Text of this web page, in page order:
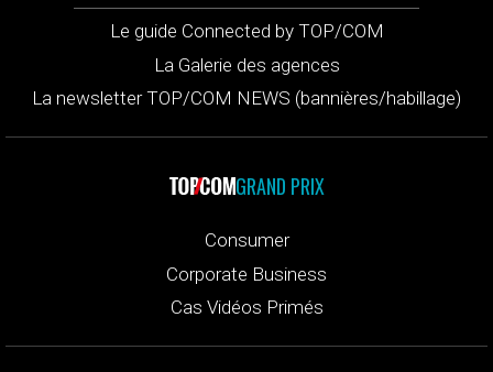
Le guide Connected by TOP/COM
La Galerie des agences
La newsletter TOP/COM NEWS (bannières/habillage)
GRAND PRIX
Consumer
Corporate Business
Cas Vidéos Primés